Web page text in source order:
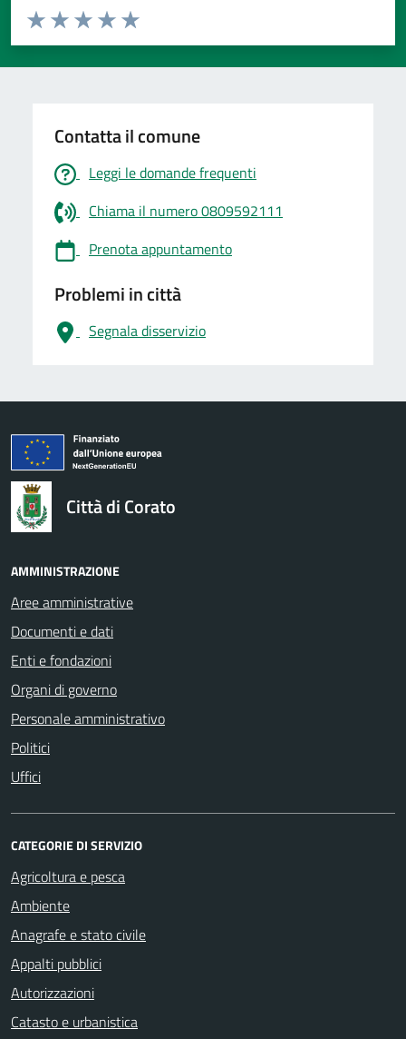
Valuta da 1 a 5 stelle la pagina
Valuta 5 stelle su 5
Valuta 4 stelle su 5
Valuta 3 stelle su 5
Valuta 2 stelle su 5
Valuta 1 stelle su 5
Contatta il comune
Leggi le domande frequenti
Chiama il numero 0809592111
Prenota appuntamento
Problemi in città
Segnala disservizio
logo Unione Europea
Città di Corato
AMMINISTRAZIONE
Aree amministrative
Documenti e dati
Enti e fondazioni
Organi di governo
Personale amministrativo
Politici
Uffici
CATEGORIE DI SERVIZIO
Agricoltura e pesca
Ambiente
Anagrafe e stato civile
Appalti pubblici
Autorizzazioni
Catasto e urbanistica